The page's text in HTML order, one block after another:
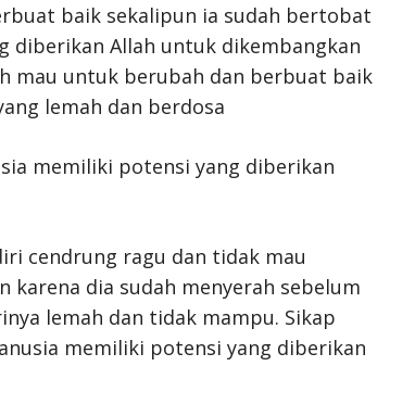
baik sekalipun ia sudah bertobat
diberikan Allah untuk dikembangkan
mau untuk berubah dan berbuat baik
lemah dan berdosa
memiliki potensi yang diberikan
cendrung ragu dan tidak mau
dia sudah menyerah sebelum
lemah dan tidak mampu. Sikap
memiliki potensi yang diberikan